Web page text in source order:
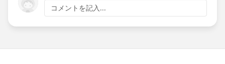
コメントを記入...